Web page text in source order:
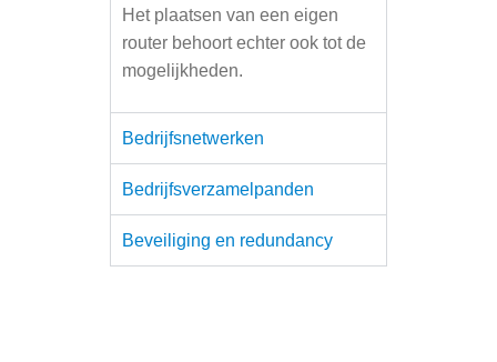
Het plaatsen van een eigen
router behoort echter ook tot de
mogelijkheden.
Bedrijfsnetwerken
Bedrijfsverzamelpanden
Beveiliging en redundancy